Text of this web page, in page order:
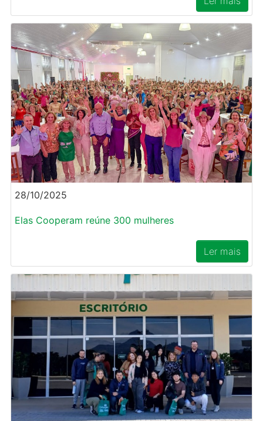
28/10/2025
Elas Cooperam reúne 300 mulheres
Ler mais